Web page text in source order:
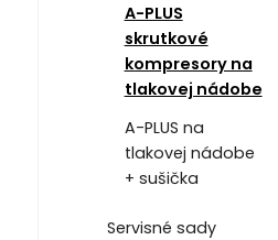
A-PLUS
skrutkové
kompresory na
tlakovej nádobe
A-PLUS na
tlakovej nádobe
+ sušička
Servisné sady